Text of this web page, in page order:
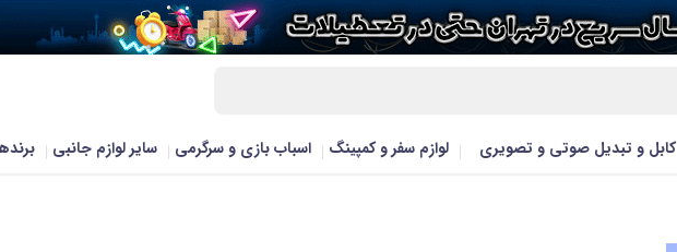
کابل و تبدیل صوتی و تصویری لوازم سفر و کمپینگ اسباب بازی و سرگرمی سایر لوازم جانبی